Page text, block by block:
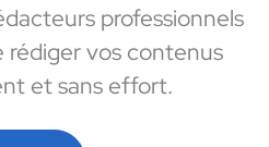
professionnels
rédiger vos contenus
et sans effort.